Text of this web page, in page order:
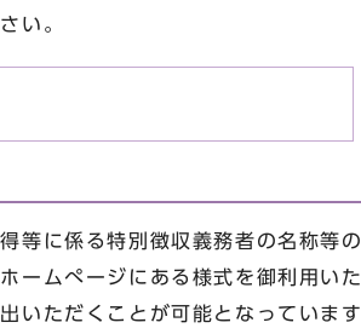
い。
等に係る特別徴収義務者の名称等の
ームぺージにある様式を御利用いた
いただくことが可能となっています